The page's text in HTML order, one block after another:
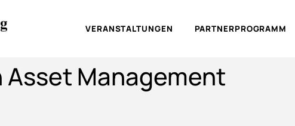
VERANSTALTUNGEN PARTNERPROGRAMM
Asset Management